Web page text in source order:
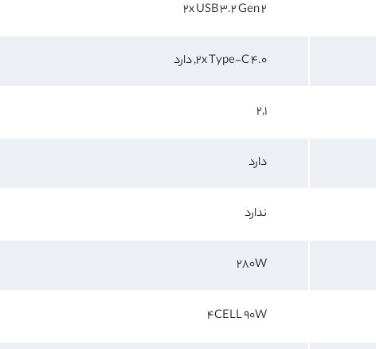
2x USB 3.2 Gen 2
2x Type-C 4.0, دارد
2,1
دارد
ندارد
280W
4CELL 90W